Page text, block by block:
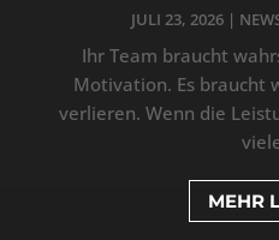
JULI 23, 2026|
Ihr Team braucht
Motivation. Es braucht
verlieren. Wenn die
MEHR